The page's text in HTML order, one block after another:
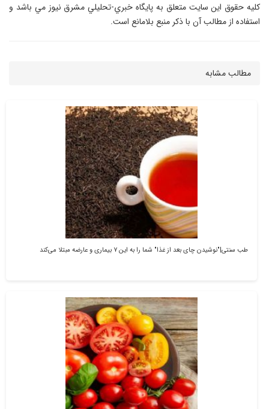
کليه حقوق اين سايت متعلق به پایگاه خبري-تحليلي مشرق نيوز مي باشد و
استفاده از مطالب آن با ذکر منبع بلامانع است.
مطالب مشابه
طب سنتی|"نوشیدن چای بعد از غذا" شما را به این ۷ بیماری و عارضه مبتلا می‌کند